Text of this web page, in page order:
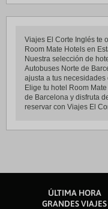
Viajes El Corte Inglés te
Room Mate Hotels en
Nuestra selección de
Autobuses Norte de
ajusta a tus
Elige tu hotel Room
de Barcelona y disfruta
reservar con Viajes El
ÚLTIMA HORA
GRANDES VIAJES